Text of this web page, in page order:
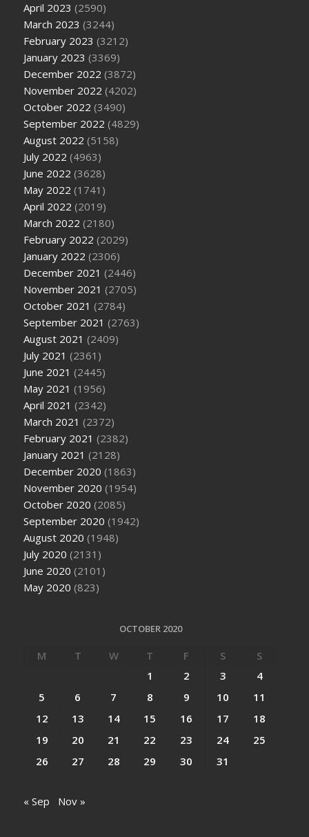
April 2023 (2590)
March 2023 (3244)
February 2023 (3212)
January 2023 (3369)
December 2022 (3872)
November 2022 (4202)
October 2022 (3490)
September 2022 (4829)
August 2022 (5158)
July 2022 (4963)
June 2022 (3628)
May 2022 (1741)
April 2022 (2019)
March 2022 (2180)
February 2022 (2029)
January 2022 (2306)
December 2021 (2446)
November 2021 (2705)
October 2021 (2784)
September 2021 (2763)
August 2021 (2409)
July 2021 (2361)
June 2021 (2445)
May 2021 (1956)
April 2021 (2342)
March 2021 (2372)
February 2021 (2382)
January 2021 (2128)
December 2020 (1863)
November 2020 (1954)
October 2020 (2085)
September 2020 (1942)
August 2020 (1948)
July 2020 (2131)
June 2020 (2101)
May 2020 (823)
OCTOBER 2020
M T W T F S
S
1
2 3
4
5
6 7 8 9 10
11
12
13 14 15 16 17
18
19
20 21 22 23 24
25
26
27 28 29 30 31
« Sep Nov »